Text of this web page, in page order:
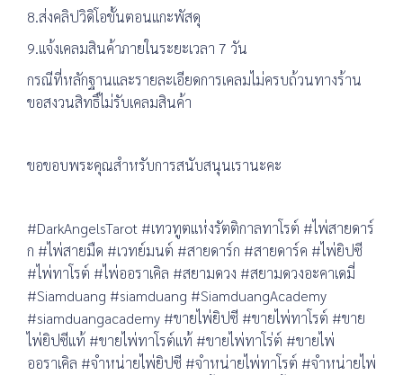
8.ส่งคลิปวิดิโอขั้นตอนแกะพัสดุ
9.แจ้งเคลมสินค้าภายในระยะเวลา 7 วัน
กรณีที่หลักฐานและรายละเอียดการเคลมไม่ครบถ้วนทางร้าน
ขอสงวนสิทธิ์ไม่รับเคลมสินค้า
ขอขอบพระคุณสำหรับการสนับสนุนเรานะคะ
#DarkAngelsTarot #เทวทูตแห่งรัตติกาลทาโรต์ #ไพ่สายดาร์
ก #ไพ่สายมืด #เวทย์มนต์ #สายดาร์ก #สายดาร์ค #ไพ่ยิปซี
#ไพ่ทาโรต์ #ไพ่ออราเคิล #สยามดวง #สยามดวงอะคาเดมี่
#Siamduang #siamduang #SiamduangAcademy
#siamduangacademy #ขายไพ่ยิปซี #ขายไพ่ทาโรต์ #ขาย
ไพ่ยิปซีแท้ #ขายไพ่ทาโรต์แท้ #ขายไพ่ทาโร่ต์ #ขายไพ่
ออราเคิล #จำหน่ายไพ่ยิปซี #จำหน่ายไพ่ทาโรต์ #จำหน่ายไพ่